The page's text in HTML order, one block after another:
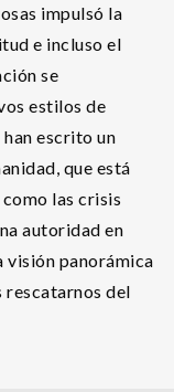
impulsó la
e incluso el
se
estilos de
escrito un
que está
las crisis
autoridad en
visión panorámica
rescatarnos del